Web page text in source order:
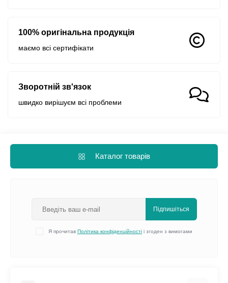
100% оригінальна продукція
маємо всі сертифікати
Зворотній зв'язок
швидко вирішуєм всі проблеми
Каталог товарів
Підпишіться
Я прочитав Політика конфіденційності і згоден з вимогами